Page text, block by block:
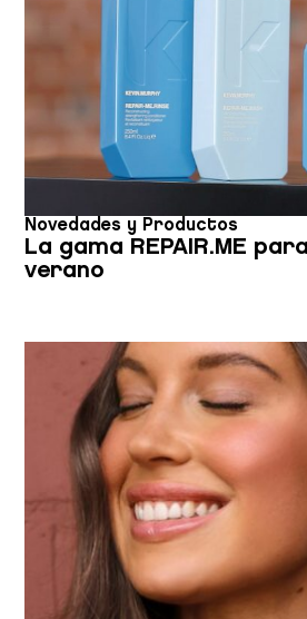
Novedades y Productos
La gama REPAIR.ME
verano